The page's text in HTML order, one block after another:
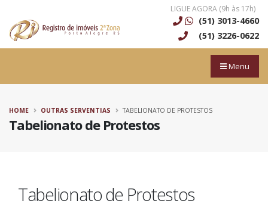
LIGUE AGORA (9h às 17h)
(51) 3013-4660
(51) 3226-0622
Menu
Tabelionato de Protestos
HOME OUTRAS SERVENTIAS TABELIONATO DE PROTESTOS
Tabelionato de Protestos